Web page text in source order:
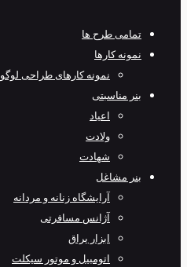
تمامی طرح‌ ها
نمونه کارها
نمونه کارهای طراحی لوگو
بنر مناسبتی
اعیاد
ولادت
شهادت
بنر مشاغل
آرایشگاه زنانه و مردانه
آژانس مسافرتی
ابزار یراق
اتومبیل و موتور سیکلت